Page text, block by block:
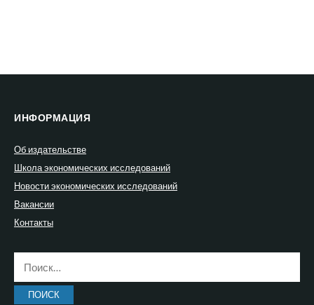
ИНФОРМАЦИЯ
Об издательстве
Школа экономических исследований
Новости экономических исследований
Вакансии
Контакты